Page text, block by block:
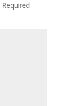
Required